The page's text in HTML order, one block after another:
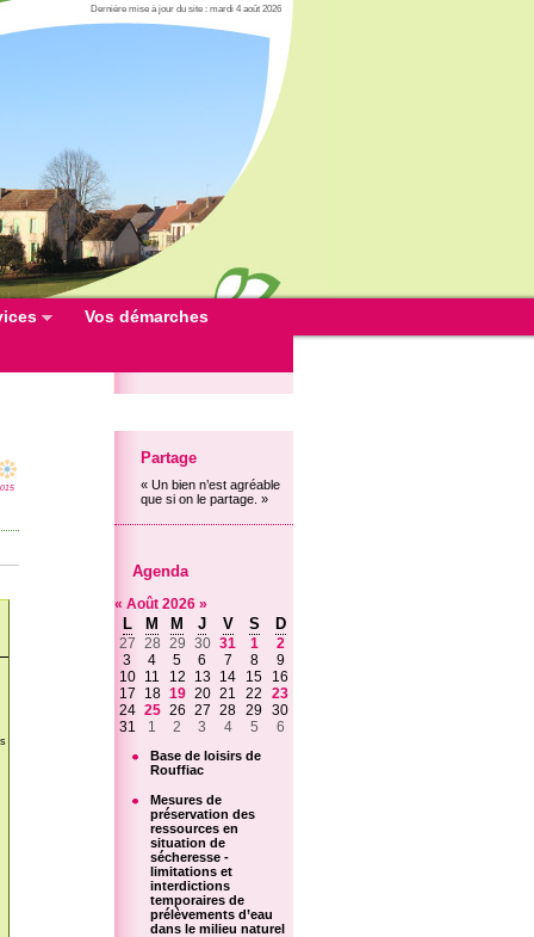
Dernière mise à jour du site : mardi 4 août 2026
Vos démarches
Partage
« Un bien n’est agréable
que si on le partage. »
Agenda
« Août 2026 »
L M M J V S D
27 28 29 30 31 1
2
3
4 5 6 7 8
9
10
11 12 13 14 15
16
17
18 19 20 21 22
23
24 25 26 27 28 29 30
31
1 2 3 4 5 6
Base de loisirs de
Rouffiac
Mesures de
préservation des
ressources en
situation de
sécheresse -
limitations et
interdictions
temporaires de
prélèvements d’eau
dans le milieu naturel